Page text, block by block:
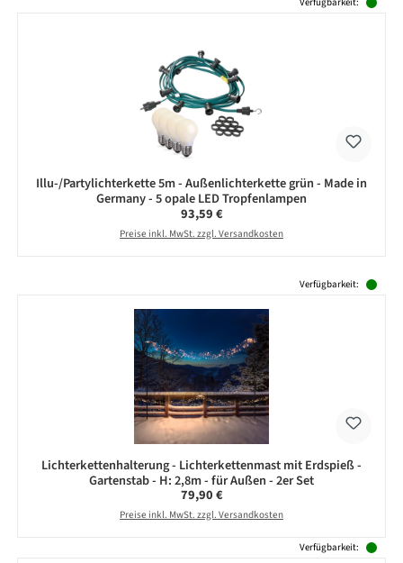
Illu-/Partylichterkette 5m - Außenlichterkette grün - Made in
Germany - 5 opale LED Tropfenlampen
Regulärer Preis:
93,59 €
Preise inkl. MwSt. zzgl. Versandkosten
Verfügbarkeit:
Lichterkettenhalterung - Lichterkettenmast mit Erdspieß -
Gartenstab - H: 2,8m - für Außen - 2er Set
Regulärer Preis:
79,90 €
Preise inkl. MwSt. zzgl. Versandkosten
Verfügbarkeit: